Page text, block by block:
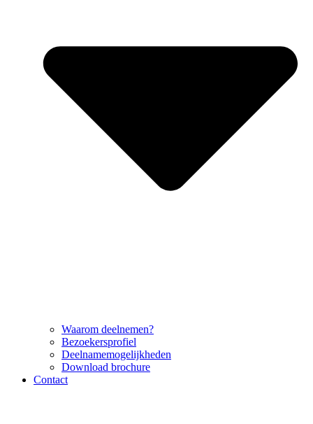
Waarom deelnemen?
Bezoekersprofiel
Deelnamemogelijkheden
Download brochure
Contact